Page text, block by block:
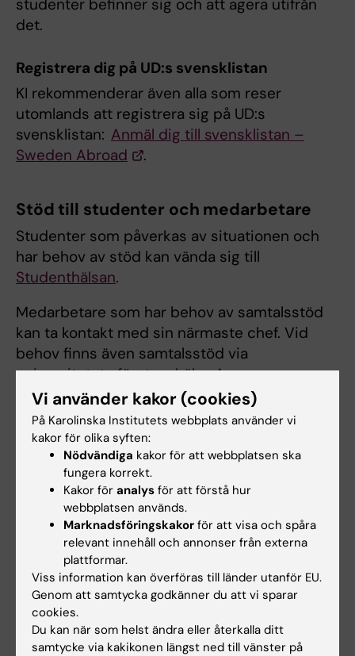
studenter befinner sig och att agera utifrån
det.
Registrera dig på UD:s svensklistan
KI rekommenderar även alla som reser
utomlands att registrera sig på UD:s
svensklistan: Anmäl dig till svensklistan –
Sweden Abroad
.
Stöd till studenter och medarbetare
Studenter som påverkas av situationen och
har behov av stöd kan vända sig till
Studenthälsan.
Medarbetare som har behov av samtalsstöd
kan ta kontakt med sin närmaste chef. Vid
behov finns även samtalsstöd via
universitetets företagshälsa Avonova.
Fortsatt arbete
Karolinska Institutet följer löpande information
och rekommendationer från UD och andra
berörda myndigheter samt samverkar med
nätverk inom högskolesektorn.
Hade du nytta av informationen på denna sida?
No
Vi använder kakor (cookies)
På Karolinska Institutets webbplats använder vi
kakor för olika syften:
Nödvändiga kakor för att webbplatsen ska
fungera korrekt.
Kakor för analys för att förstå hur
webbplatsen används.
Marknadsföringskakor för att visa och spåra
relevant innehåll och annonser från externa
plattformar.
Viss information kan överföras till länder utanför EU.
Genom att samtycka godkänner du att vi sparar
cookies.
Du kan när som helst ändra eller återkalla ditt
samtycke via kakikonen längst ned till vänster på